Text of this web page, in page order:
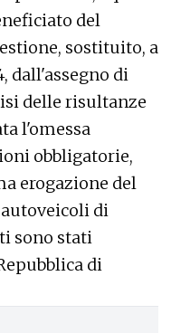
del
sostituito, a
dall'assegno di
delle risultanze
l'omessa
obbligatorie,
erogazione del
di
sono stati
di